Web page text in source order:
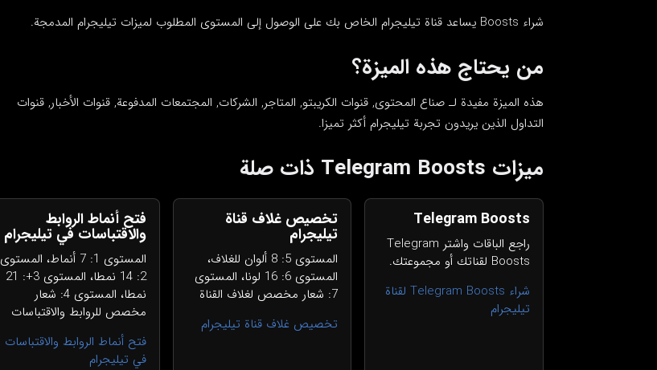
شراء Boosts يساعد قناة تيليجرام الخاص بك على الوصول إلى المستوى المطلوب لميزات تيليجرام المدمجة.
من يحتاج هذه الميزة؟
هذه الميزة مفيدة لـ صناع المحتوى, قنوات الكريبتو, المتاجر, الشركات, المجتمعات المدفوعة, قنوات الأخبار, قنوات
التداول الذين يريدون تجربة تيليجرام أكثر تميزا.
ميزات Telegram Boosts ذات صلة
Telegram Boosts
راجع الباقات واشتر Telegram
Boosts لقناتك أو مجموعتك.
شراء Telegram Boosts لقناة
تيليجرام
تخصيص غلاف قناة
تيليجرام
المستوى 5: 8 ألوان للغلاف،
المستوى 6: 16 لونا، المستوى
7: شعار مخصص لغلاف القناة
تخصيص غلاف قناة تيليجرام
فتح أنماط الروابط
والاقتباسات في تيليجرام
المستوى 1: 7 أنماط، المستوى
2: 14 نمطا، المستوى 3+: 21
نمطا، المستوى 4: شعار
مخصص للروابط والاقتباسات
فتح أنماط الروابط والاقتباسات
في تيليجرام